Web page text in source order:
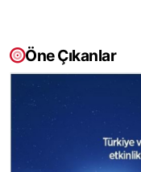
Öne Çıkanlar